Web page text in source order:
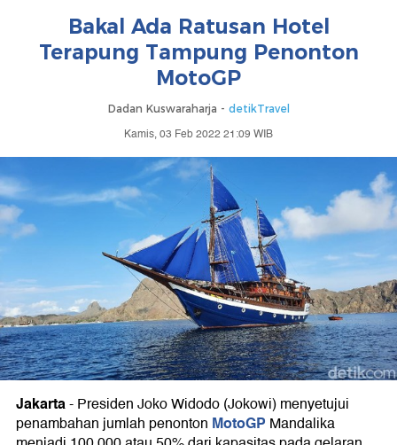
Bakal Ada Ratusan Hotel
Terapung Tampung Penonton
MotoGP
Dadan Kuswaraharja - detikTravel
Kamis, 03 Feb 2022 21:09 WIB
Jakarta-Presiden Joko Widodo (Jokowi) menyetujui
penambahan jumlah penonton MotoGP Mandalika